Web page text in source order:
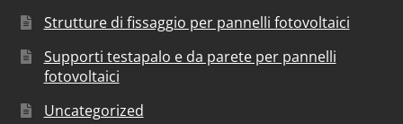
Strutture di fissaggio per pannelli fotovoltaici
Supporti testapalo e da parete per pannelli
fotovoltaici
Uncategorized